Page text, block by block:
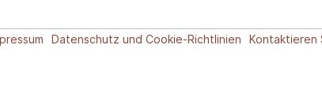
Datenschutz und Cookie-Richtlinien Kontaktieren